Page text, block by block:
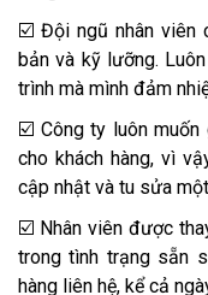
☑️ Đội ngũ nhân viên
bản và kỹ lưỡng.
trình mà mình đảm
☑️ Công ty luôn
cho khách hàng, vì
cập nhật và tu sửa
☑️ Nhân viên được
trong tình trạng sẵn
hàng liên hệ, kể cả